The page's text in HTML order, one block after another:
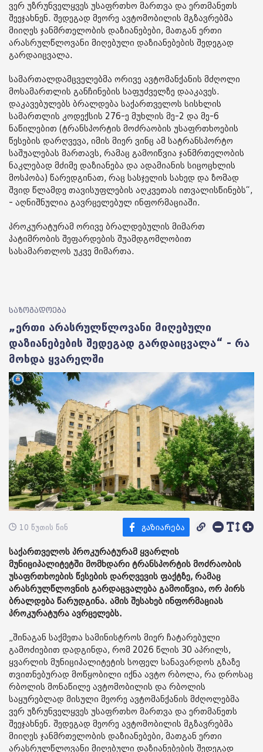
ვერ უზრუნველყვეს უსაფრთხო მართვა და ერთმანეთს
შეეჯახნენ. შედეგად მეორე ავტომობილის მგზავრებმა
მიიღეს ჯანმრთელობის დაზიანებები, მათგან ერთი
არასრულწლოვანი მიღებული დაზიანებების შედეგად
გარდაიცვალა.
სამართალდამცველებმა ორივე ავტომანქანის მძღოლი
მოსამართლის განჩინების საფუძველზე დააკავეს.
დაკავებულებს ბრალდება საქართველოს სისხლის
სამართლის კოდექსის 276-ე მუხლის მე-2 და მე-6
ნაწილებით (ტრანსპორტის მოძრაობის უსაფრთხოების
წესების დარღვევა, იმის მიერ ვინც ამ სატრანსპორტო
საშუალებას მართავს, რამაც გამოიწვია ჯანმრთელობის
ნაკლებად მძიმე დაზიანება და ადამიანის სიცოცხლის
მოსპობა) წარედგინათ, რაც სასჯელის სახედ და ზომად
შვიდ წლამდე თავისუფლების აღკვეთას ითვალისწინებს“,
- აღნიშნულია გავრცელებულ ინფორმაციაში.
პროკურატურამ ორივე ბრალდებულის მიმართ
პატიმრობის შეფარდების შუამდგომლობით
სასამართლოს უკვე მიმართა.
საზოგადოება
„ერთი არასრულწლოვანი მიღებული
დაზიანებების შედეგად გარდაიცვალა“ - რა
მოხდა ყვარელში
10 წუთის წინ
საქართველოს პროკურატურამ ყვარლის
მუნიციპალიტეტში მომხდარი ტრანსპორტის მოძრაობის
უსაფრთხოების წესების დარღვევის ფაქტზე, რამაც
არასრულწლოვნის გარდაცვალება გამოიწვია, ორ პირს
ბრალდება წარუდგინა. ამის შესახებ ინფორმაციას
პროკურატურა ავრცელებს.
„შინაგან საქმეთა სამინისტროს მიერ ჩატარებული
გამოძიებით დადგინდა, რომ 2026 წლის 30 აპრილს,
ყვარლის მუნიციპალიტეტის სოფელ სანავარდოს გზაზე
თვითნებურად მოწყობილი იქნა ავტო რბოლა, რა დროსაც
რბოლის მონაწილე ავტომობილის და რბოლის
საყურებლად მისული მეორე ავტომანქანის მძღოლებმა
ვერ უზრუნველყვეს უსაფრთხო მართვა და ერთმანეთს
შეეჯახნენ. შედეგად მეორე ავტომობილის მგზავრებმა
მიიღეს ჯანმრთელობის დაზიანებები, მათგან ერთი
არასრულწლოვანი მიღებული დაზიანებების შედეგად